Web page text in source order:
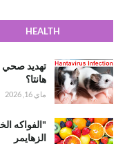
HEALTH
تهديد صحي
هانتا؟
ماي 16, 2026
"الفواكه
الزهايمر